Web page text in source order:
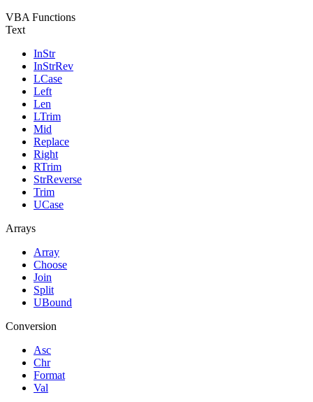
VBA Functions
Text
InStr
InStrRev
LCase
Left
Len
LTrim
Mid
Replace
Right
RTrim
StrReverse
Trim
UCase
Arrays
Array
Choose
Join
Split
UBound
Conversion
Asc
Chr
Format
Val